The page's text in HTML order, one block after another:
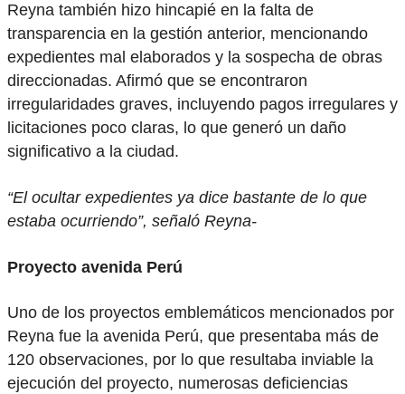
Reyna también hizo hincapié en la falta de
transparencia en la gestión anterior, mencionando
expedientes mal elaborados y la sospecha de obras
direccionadas. Afirmó que se encontraron
irregularidades graves, incluyendo pagos irregulares y
licitaciones poco claras, lo que generó un daño
significativo a la ciudad.
“El ocultar expedientes ya dice bastante de lo que
estaba ocurriendo”, señaló Reyna-
Proyecto avenida Perú
Uno de los proyectos emblemáticos mencionados por
Reyna fue la avenida Perú, que presentaba más de
120 observaciones, por lo que resultaba inviable la
ejecución del proyecto, numerosas deficiencias